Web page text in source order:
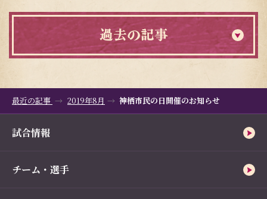
過去の記事
最近の記事 2019年8月 神栖市民の日開催のお知らせ
試合情報
チーム・選手